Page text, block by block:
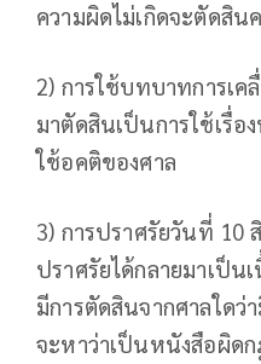
ความผิดไม่เกิดจะตัดสิน
2) การใช้บทบาทการเค
มาตัดสินเป็นการใช้เรื่อ
ใช้อคติของศาล
3) การปราศรัยวันที่ 10
ปราศรัยได้กลายมาเป็
มีการตัดสินจากศาลใดว่
จะหาว่าเป็นหนังสือผิดก